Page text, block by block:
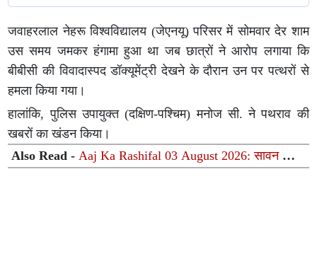
जवाहरलाल नेहरू विश्वविद्यालय (जेएनयू) परिसर में सोमवार देर शाम
उस समय जमकर हंगामा हुआ था जब छात्रों ने आरोप लगाया कि
बीबीसी की विवादास्पद डॉक्यूमेंट्री देखने के दौरान उन पर पत्थरों से
हमला किया गया।
हालांकि, पुलिस उपायुक्त (दक्षिण-पश्चिम) मनोज सी. ने पथराव की
खबरों का खंडन किया।
Also Read -Aaj Ka Rashifal 03 August 2026: सावन का
पहला सोमवार आज, चंद्रमा और वक्री शनि की युति से जानिए